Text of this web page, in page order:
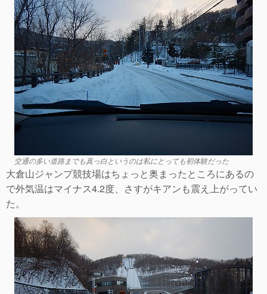
交通の多い道路までも真っ白というのは私にとっても初体験だった
大倉山ジャンプ競技場はちょっと奥まったところにあるの
で外気温はマイナス4.2度、さすがキアンも震え上がってい
た。